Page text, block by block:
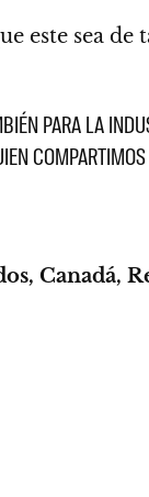
este sea
PARA LA
Canadá,